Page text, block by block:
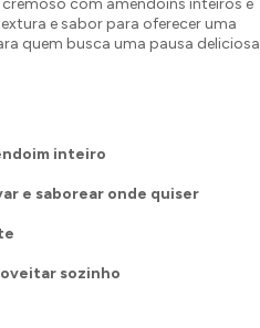
com amendoins inteiros e
e sabor para oferecer uma
quem busca uma pausa deliciosa
inteiro
e saborear onde quiser
sozinho